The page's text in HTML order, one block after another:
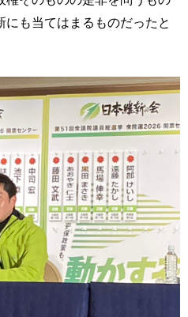
も当てはまるものだったと